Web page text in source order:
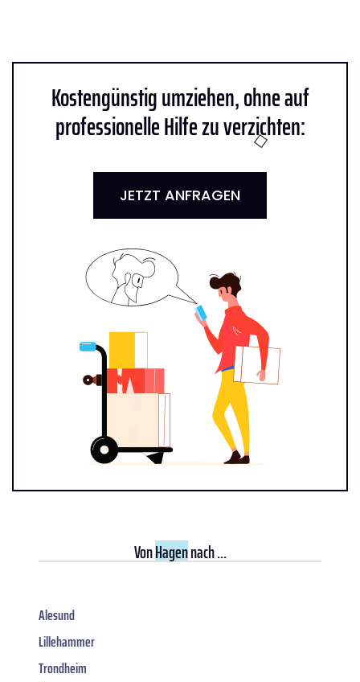
Kostengünstig umziehen, ohne auf
professionelle Hilfe zu verzichten:
JETZT ANFRAGEN
VonHagennach ...
Alesund
Lillehammer
Trondheim